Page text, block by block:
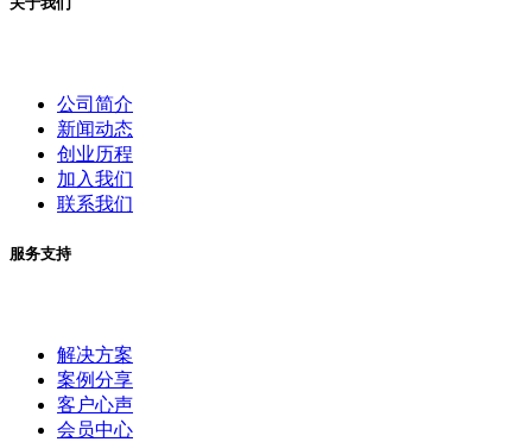
公司简介
新闻动态
创业历程
加入我们
联系我们
服务支持
解决方案
案例分享
客户心声
会员中心